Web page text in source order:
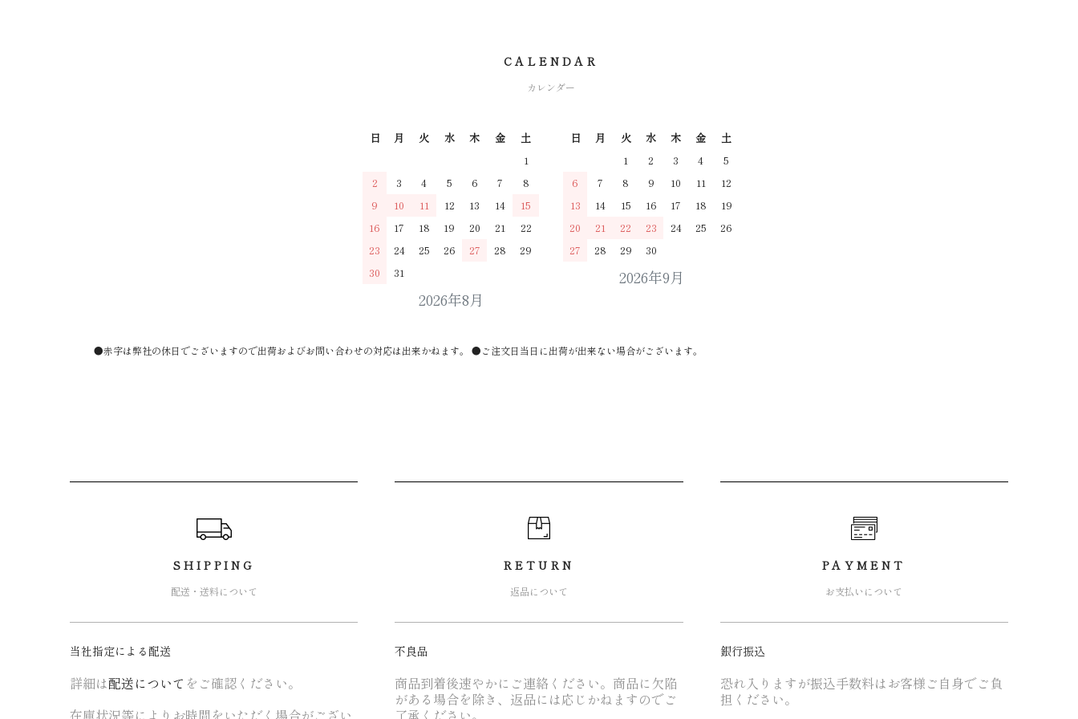
CALENDAR
カレンダー
2026年8月
日 月 火 水 木 金
土
1
2
3 4 5 6 7
8
9
10 11 12 13 14
15
16
17 18 19 20 21
22
23
24 25 26 27 28
29
30
31 2026年9月
日 月 火 水 木 金
土
1
2 3 4
5
6
7 8 9 10 11
12
13
14 15 16 17 18
19
20
21 22 23 24 25
26
27
28 29 30
●赤字は弊社の休日でございますので出荷およびお問い合わせの対応は出来かねます。 ●ご注文日当日に出荷が出来ない場合がございます。
SHIPPING
配送・送料について
当社指定による配送
詳細は配送について をご確認ください。
在庫状況等によりお時間をいただく場合がござい
RETURN
返品について
不良品
商品到着後速やかにご連絡ください。商品に欠陥
がある場合を除き、返品には応じかねますのでご
了承ください。
PAYMENT
お支払いについて
銀行振込
恐れ入りますが振込手数料はお客様ご自身でご負
担ください。